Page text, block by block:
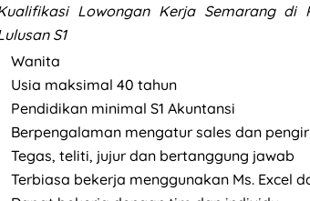
Lowongan Kerja Semarang di
S1
Wanita
Usia maksimal 40 tahun
Pendidikan minimal S1 Akuntansi
Berpengalaman mengatur sales dan
Tegas, teliti, jujur dan bertanggung jawab
Terbiasa bekerja menggunakan Ms. Excel